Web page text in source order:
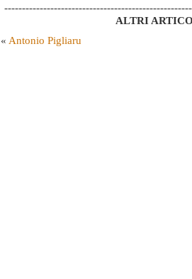
ALTRI
« Antonio Pigliaru